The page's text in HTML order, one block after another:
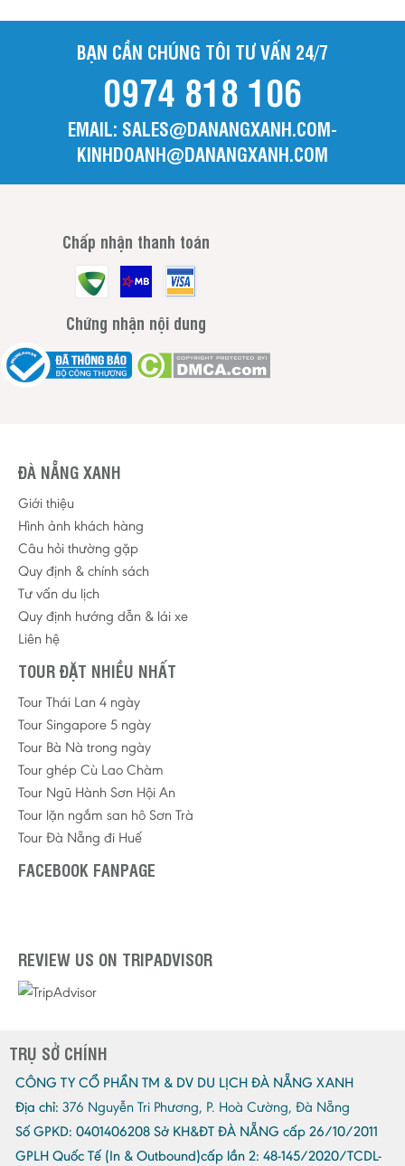
BẠN CẦN CHÚNG TÔI TƯ VẤN 24/7
0974 818 106
EMAIL: SALES@DANANGXANH.COM-
KINHDOANH@DANANGXANH.COM
Chấp nhận thanh toán
Chứng nhận nội dung
ĐÀ NẴNG XANH
Giới thiệu
Hình ảnh khách hàng
Câu hỏi thường gặp
Quy định & chính sách
Tư vấn du lịch
Quy định hướng dẫn & lái xe
Liên hệ
TOUR ĐẶT NHIỀU NHẤT
Tour Thái Lan 4 ngày
Tour Singapore 5 ngày
Tour Bà Nà trong ngày
Tour ghép Cù Lao Chàm
Tour Ngũ Hành Sơn Hội An
Tour lặn ngắm san hô Sơn Trà
Tour Đà Nẵng đi Huế
FACEBOOK FANPAGE
REVIEW US ON TRIPADVISOR
TRỤ SỞ CHÍNH
CÔNG TY CỔ PHẦN TM & DV DU LỊCH ĐÀ NẴNG XANH
Địa chỉ: 376 Nguyễn Tri Phương, P. Hoà Cường, Đà Nẵng
Số GPKD: 0401406208 Sở KH&ĐT ĐÀ NẴNG cấp 26/10/2011
GPLH Quốc Tế (In & Outbound)cấp lần 2: 48-145/2020/TCDL-